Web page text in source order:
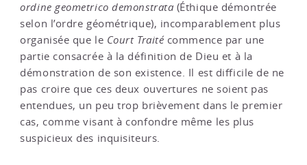
ordine geometrico demonstrata (Éthique démontrée
selon l’ordre géométrique), incomparablement plus
organisée que le Court Traitécommence par une
partie consacrée à la définition de Dieu et à la
démonstration de son existence. Il est difficile de ne
pas croire que ces deux ouvertures ne soient pas
entendues, un peu trop brièvement dans le premier
cas, comme visant à confondre même les plus
suspicieux des inquisiteurs.